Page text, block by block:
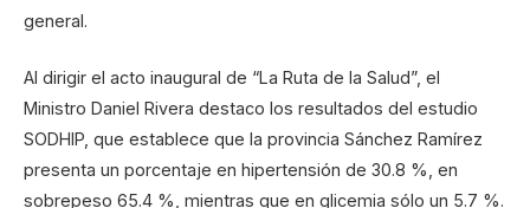
general.
Al dirigir el acto inaugural de “La Ruta de la Salud”, el
Ministro Daniel Rivera destaco los resultados del estudio
SODHIP, que establece que la provincia Sánchez Ramírez
presenta un porcentaje en hipertensión de 30.8 %, en
sobrepeso 65.4 %, mientras que en glicemia sólo un 5.7 %.